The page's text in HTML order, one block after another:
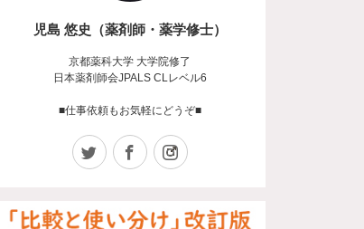
児島 悠史（薬剤師・薬学修士）
京都薬科大学 大学院修了
日本薬剤師会JPALS CLレベル6
■仕事依頼もお気軽にどうぞ■
Twitter Facebook